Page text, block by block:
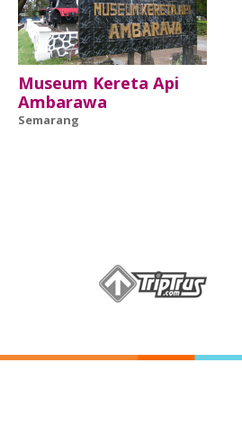
Museum Kereta Api
Ambarawa
Semarang